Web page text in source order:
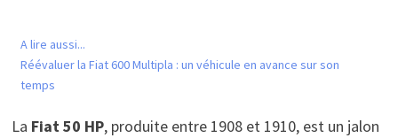
A lire aussi...
Réévaluer la Fiat 600 Multipla : un véhicule en avance sur son
temps
La Fiat 50 HP, produite entre 1908 et 1910, est un jalon